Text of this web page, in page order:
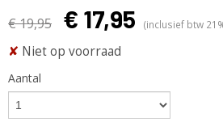
€ 19,95 € 17,95 (inclusief btw
✘ Niet op voorraad
Aantal